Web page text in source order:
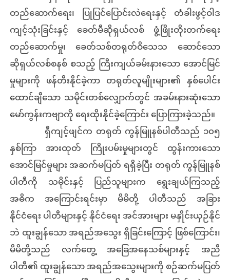
တည်ဆောက်ရေး၊ ပြုပြင်ပြောင်းလဲရေးနှင့် တံခါးဖွင့်ဝါဒ
ကျင့်သုံးခြင်းနှင့် ခေတ်မီဆိုရှယ်လစ် ဖွံ့ဖြိုးတိုးတက်ရေး
တည်ဆောက်မှု၊ ခေတ်သစ်တရုတ်ဝိသေသ ဆောင်သော
ဆိုရှယ်လစ်စနစ် စသည့် ကြီးကျယ်ခမ်းနားသော အောင်မြင်
မှုများကို ဖန်တီးနိုင်ခဲ့ကာ တရုတ်လူမျိုးများ၏ နှစ်ပေါင်း
ထောင်ချီသော သမိုင်းတစ်လျှောက်တွင် အခမ်းနားဆုံးသော
မော်ကွန်းကဗျာကို ရေးထိုးနိုင်ခဲ့ကြောင်း ပြောကြားခဲ့သည်။
ရှီကျင့်ဖျင်က တရုတ် ကွန်မြူနစ်ပါတီသည် ၁၀၅
နှစ်ကြာ အားထုတ် ကြိုးပမ်းမှုများတွင် ထွန်းကားသော
အောင်မြင်မှုများ အဆက်မပြတ် ရရှိခဲ့ပြီး တရုတ် ကွန်မြူနစ်
ပါတီကို သမိုင်းနှင့် ပြည်သူများက ရွေးချယ်ကြသည့်
အဓိက အကြောင်းရင်းမှာ မိမိတို့ ပါတီသည် အခြား
နိုင်ငံရေး ပါတီများနှင့် နိုင်ငံရေး အင်အားများ မနှိုင်းယှဉ်နိုင်
ဘဲ ထူးချွန်သော အရည်အသွေး ရှိခြင်းကြောင့် ဖြစ်ကြောင်း၊
မိမိတို့သည် လက်တွေ့ အခြေအနေသစ်များနှင့် အညီ
ပါတီ၏ ထူးချွန်သော အရည်အသွေးများကို စဉ်ဆက်မပြတ်